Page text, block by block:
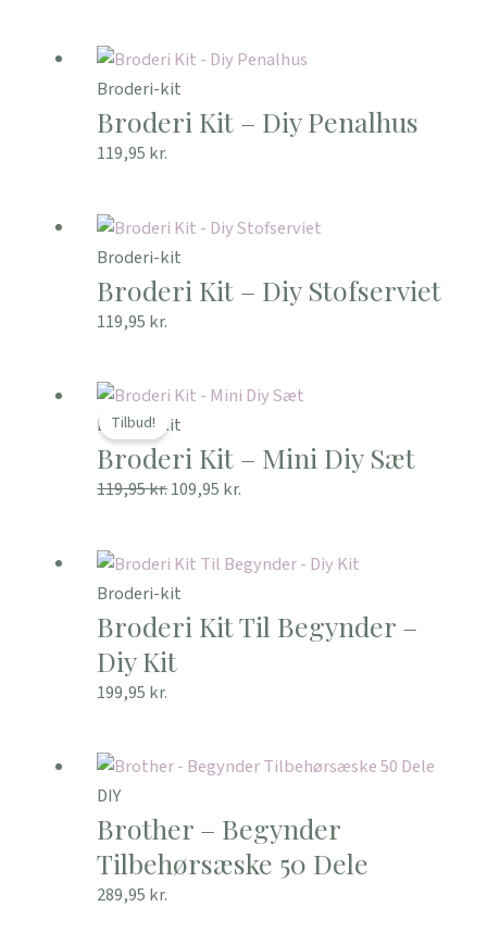
Broderi-kit
Broderi Kit – Diy Penalhus
119,95 kr.
Broderi-kit
Broderi Kit – Diy Stofserviet
119,95 kr.
Tilbud!
Broderi-kit
Broderi Kit – Mini Diy Sæt
119,95kr.
Den
oprindelige
pris
var:
109,95 kr.
Den
pris
Broderi-kit
Broderi Kit Til Begynder –
Diy Kit
199,95 kr.
DIY
Brother – Begynder
Tilbehørsæske 50 Dele
289,95 kr.